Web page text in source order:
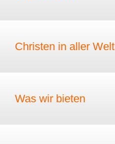
Christen in aller Welt
Was wir bieten